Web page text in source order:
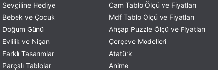
Sevgiline Hediye
Bebek ve Çocuk
Doğum Günü
Evlilik ve Nişan
Farklı Tasarımlar
Parçalı Tablolar
Cam Tablo Ölçü ve Fiyatları
Mdf Tablo Ölçü ve Fiyatları
Ahşap Puzzle Ölçü ve Fiyatları
Çerçeve Modelleri
Atatürk
Anime